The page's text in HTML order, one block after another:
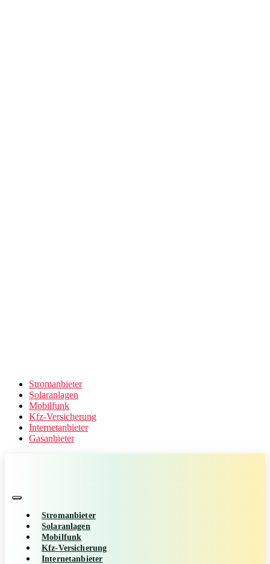
Stromanbieter
Solaranlagen
Mobilfunk
Kfz-Versicherung
Internetanbieter
Gasanbieter
Stromanbieter
Solaranlagen
Mobilfunk
Kfz-Versicherung
Internetanbieter